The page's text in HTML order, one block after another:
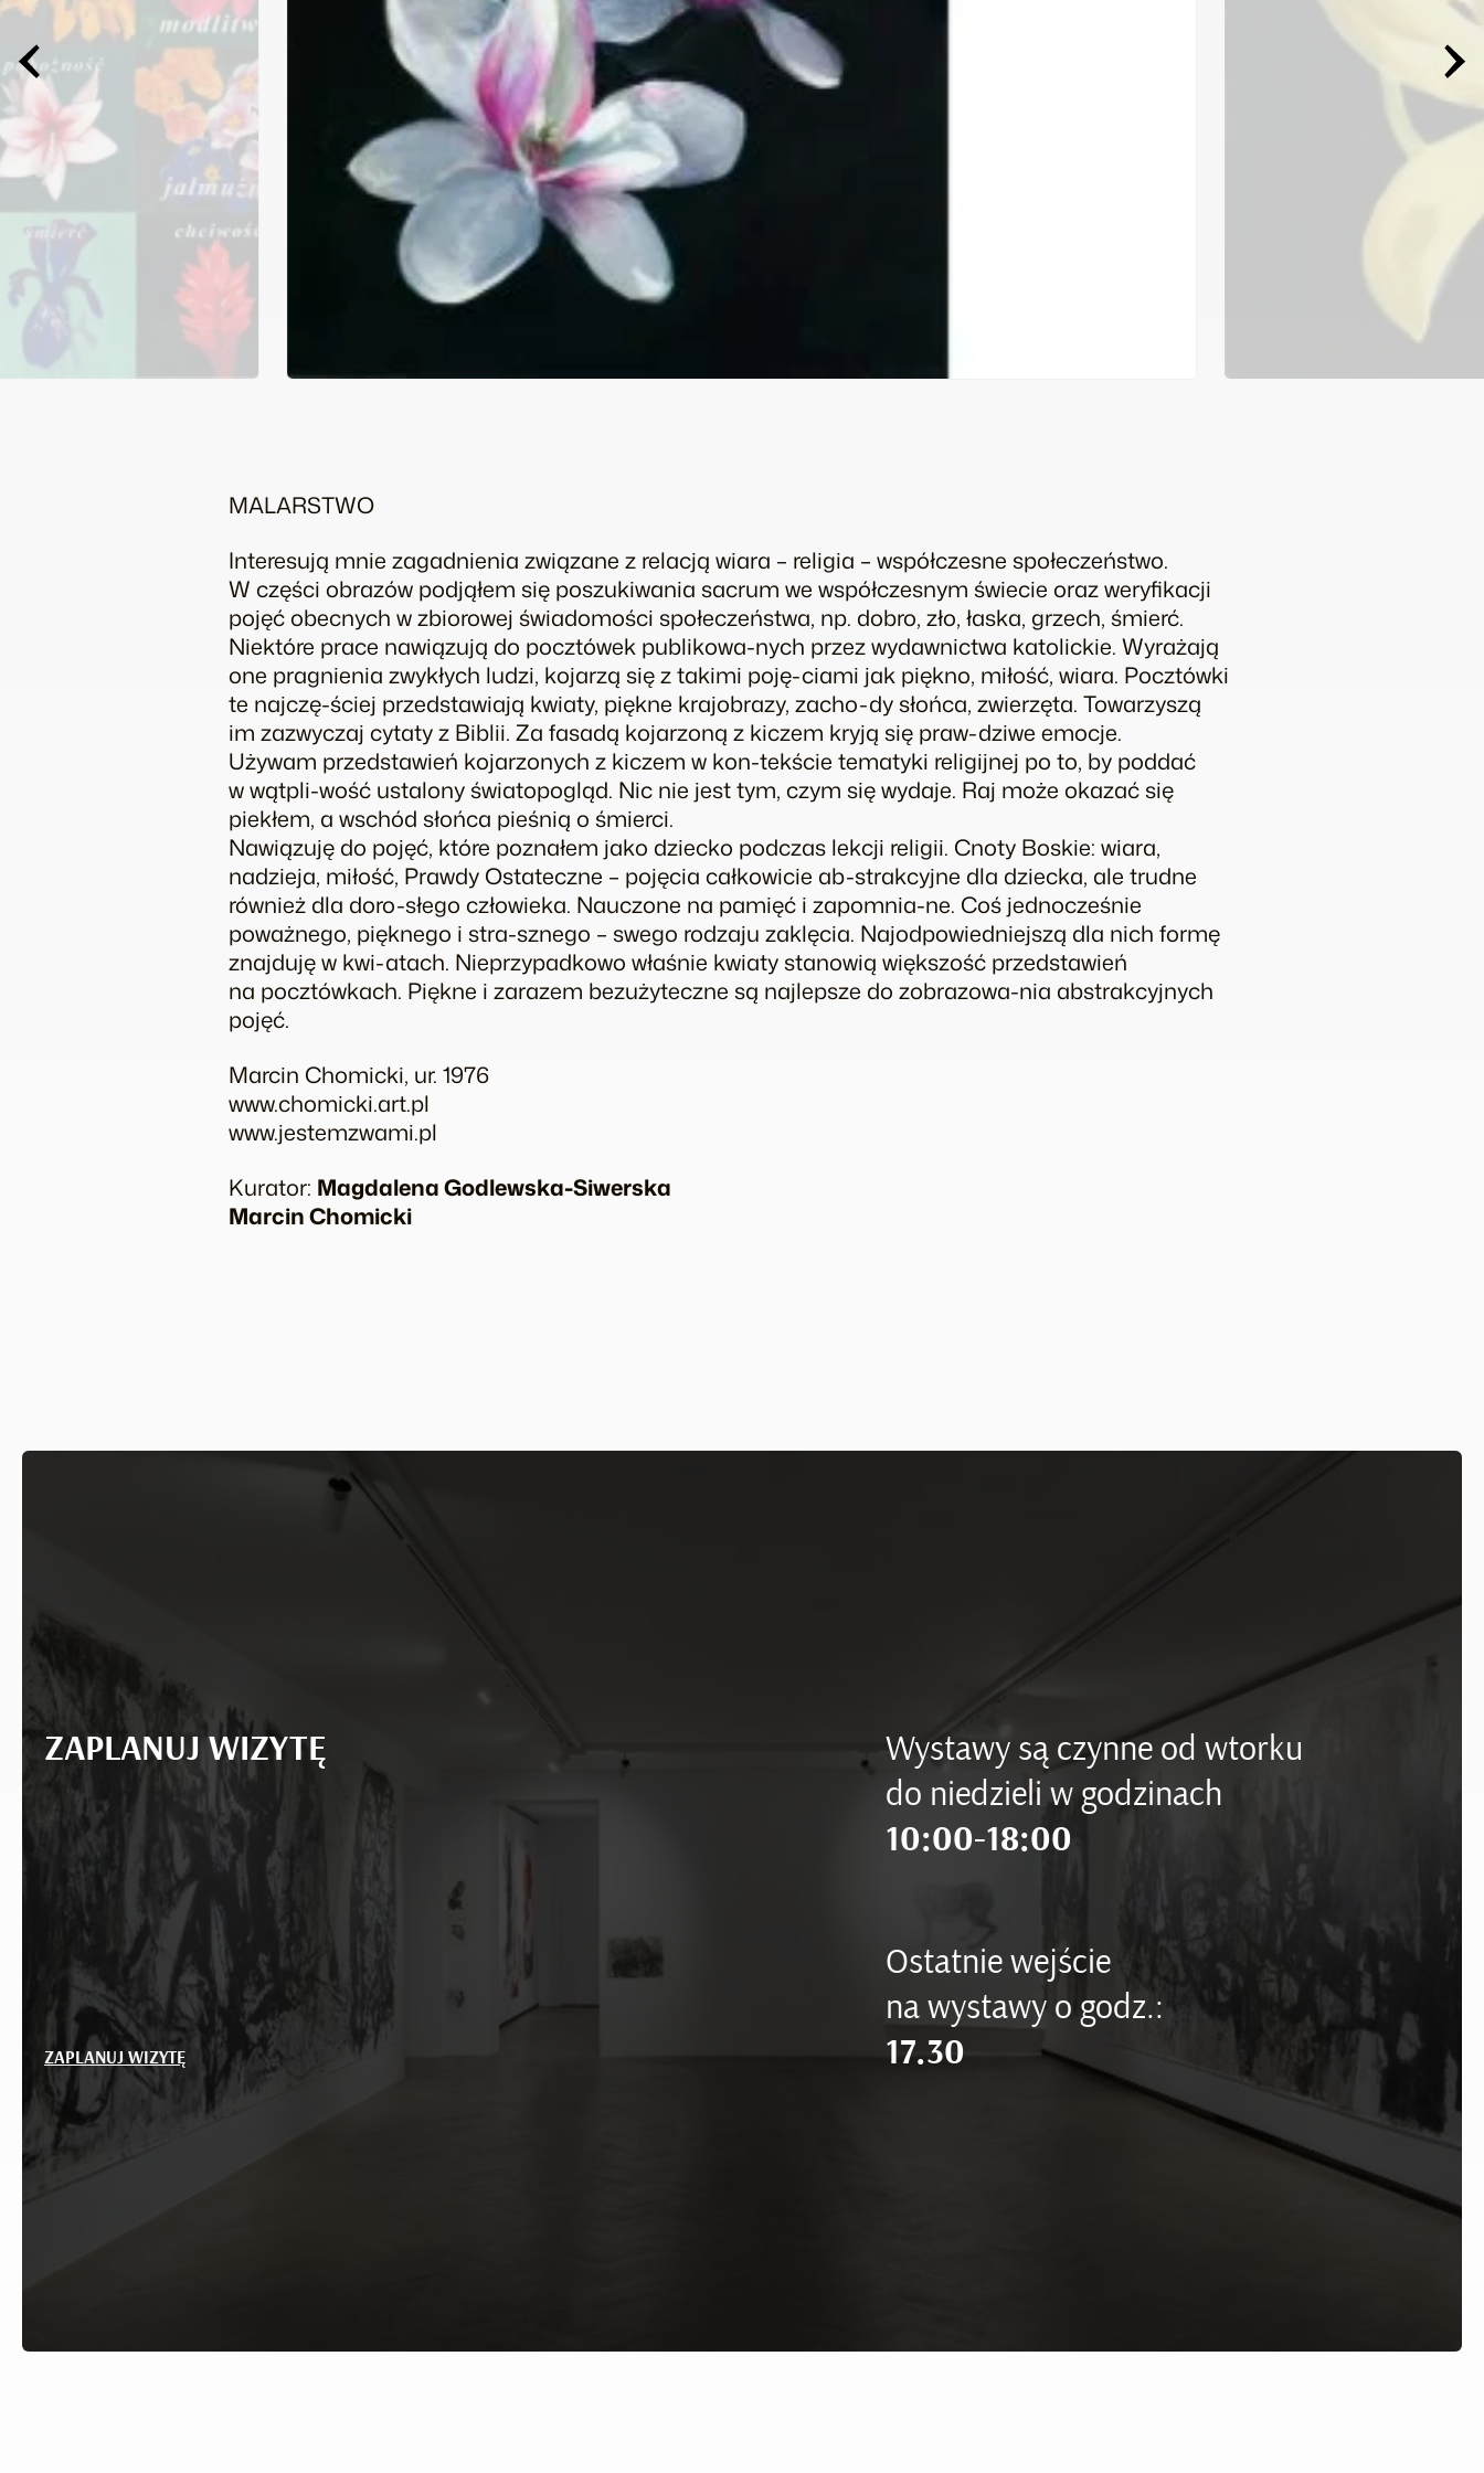
MALARSTWO
Interesują mnie zagadnienia związane z relacją wiara – religia – współczesne społeczeństwo.
W części obrazów podjąłem się poszukiwania sacrum we współczesnym świecie oraz weryfikacji
pojęć obecnych w zbiorowej świadomości społeczeństwa, np. dobro, zło, łaska, grzech, śmierć.
Niektóre prace nawiązują do pocztówek publikowa-nych przez wydawnictwa katolickie. Wyrażają
one pragnienia zwykłych ludzi, kojarzą się z takimi poję-ciami jak piękno, miłość, wiara. Pocztówki
te najczę-ściej przedstawiają kwiaty, piękne krajobrazy, zacho-dy słońca, zwierzęta. Towarzyszą
im zazwyczaj cytaty z Biblii. Za fasadą kojarzoną z kiczem kryją się praw-dziwe emocje.
Używam przedstawień kojarzonych z kiczem w kon-tekście tematyki religijnej po to, by poddać
w wątpli-wość ustalony światopogląd. Nic nie jest tym, czym się wydaje. Raj może okazać się
piekłem, a wschód słońca pieśnią o śmierci.
Nawiązuję do pojęć, które poznałem jako dziecko podczas lekcji religii. Cnoty Boskie: wiara,
nadzieja, miłość, Prawdy Ostateczne – pojęcia całkowicie ab-strakcyjne dla dziecka, ale trudne
również dla doro-słego człowieka. Nauczone na pamięć i zapomnia-ne. Coś jednocześnie
poważnego, pięknego i stra-sznego – swego rodzaju zaklęcia. Najodpowiedniejszą dla nich formę
znajduję w kwi-atach. Nieprzypadkowo właśnie kwiaty stanowią większość przedstawień
na pocztówkach. Piękne i zarazem bezużyteczne są najlepsze do zobrazowa-nia abstrakcyjnych
pojęć.
Marcin Chomicki, ur. 1976
www.chomicki.art.pl
www.jestemzwami.pl
Kurator: Magdalena Godlewska-Siwerska
Marcin Chomicki
ZAPLANUJ WIZYTĘ
Wystawy są czynne od wtorku
do niedzieli w godzinach
10:00-18:00
Ostatnie wejście
na wystawy o godz.:
17.30
ZAPLANUJ WIZYTĘ